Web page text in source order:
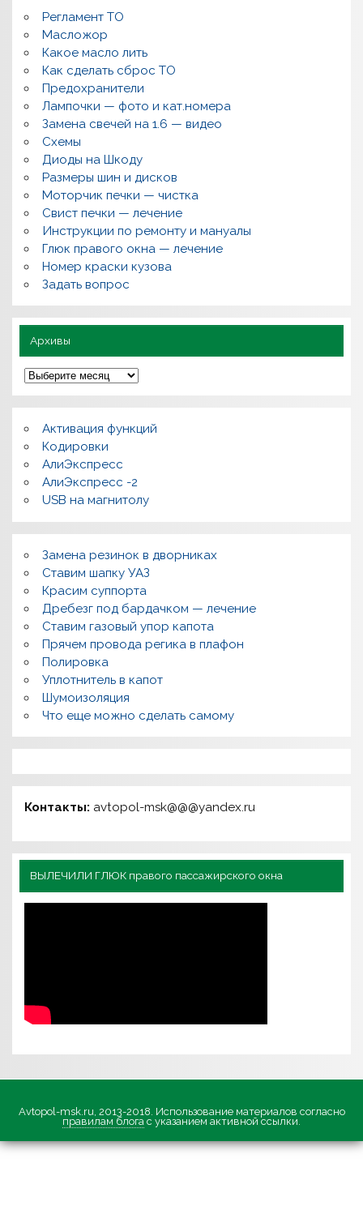
к
и
р
е
м
о
н
т
,
в
о
п
р
о
ы
,
о
л
з
Регламент ТО
Масложор
Какое масло лить
Как сделать сброс ТО
Предохранители
Лампочки — фото и кат.номера
Замена свечей на 1.6 — видео
Схемы
Диоды на Шкоду
Размеры шин и дисков
Моторчик печки — чистка
Свист печки — лечение
Инструкции по ремонту и мануалы
Глюк правого окна — лечение
Номер краски кузова
Задать вопрос
Архивы
А
р
х
и
ы
Активация функций
Кодировки
АлиЭкспресс
АлиЭкспресс -2
USB на магнитолу
Замена резинок в дворниках
Ставим шапку УАЗ
Красим суппорта
Дребезг под бардачком — лечение
Ставим газовый упор капота
Прячем провода регика в плафон
Полировка
Уплотнитель в капот
Шумоизоляция
Что еще можно сделать самому
Контакты: avtopol-msk@@@yandex.ru
ВЫЛЕЧИЛИ ГЛЮК правого пассажирского окна
Avtopol-msk.ru, 2013-2018. Использование материалов согласно
правилам блога с указанием активной ссылки.